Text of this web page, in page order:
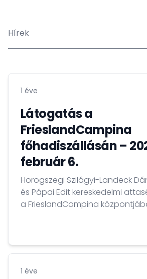
Hírek
1 éve
Látogatás a
FrieslandCampina
főhadiszállásán –
február 6.
Horogszegi Szilágyi-Landeck
és Pápai Edit kereskedelmi
a FrieslandCampina
FrieslandCampina
1 éve